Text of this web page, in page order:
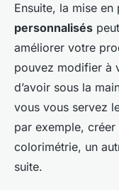
Ensuite, la mise en
personnalisés
améliorer votre
pouvez modifier à
d’avoir sous la
vous vous servez
par exemple,
colorimétrie, un
suite.